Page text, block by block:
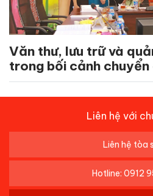
Văn thư, lưu trữ và
trong bối cảnh chuyển
Liên hệ với
Liên hệ tòa
Hotline: 0912